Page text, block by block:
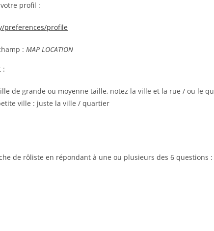
profil :
preferences/profile
: MAP LOCATION
:
de grande ou moyenne taille, notez la ville et la rue / ou le
ville : juste la ville / quartier
de rôliste en répondant à une ou plusieurs des 6 questions :